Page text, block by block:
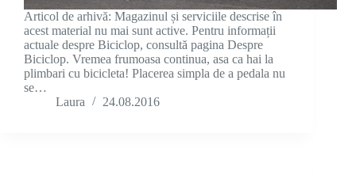
Articol de arhivă: Magazinul și serviciile descrise în
acest material nu mai sunt active. Pentru informații
actuale despre Biciclop, consultă pagina Despre
Biciclop. Vremea frumoasa continua, asa ca hai la
plimbari cu bicicleta! Placerea simpla de a pedala nu
se…
Laura
24.08.2016